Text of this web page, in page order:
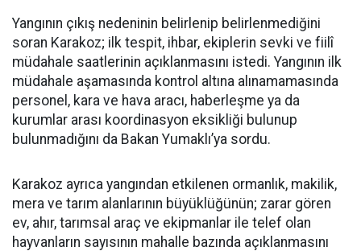
Yangının çıkış nedeninin belirlenip belirlenmediğini
soran Karakoz; ilk tespit, ihbar, ekiplerin sevki ve fiilî
müdahale saatlerinin açıklanmasını istedi. Yangının ilk
müdahale aşamasında kontrol altına alınamamasında
personel, kara ve hava aracı, haberleşme ya da
kurumlar arası koordinasyon eksikliği bulunup
bulunmadığını da Bakan Yumaklı’ya sordu.
Karakoz ayrıca yangından etkilenen ormanlık, makilik,
mera ve tarım alanlarının büyüklüğünün; zarar gören
ev, ahır, tarımsal araç ve ekipmanlar ile telef olan
hayvanların sayısının mahalle bazında açıklanmasını